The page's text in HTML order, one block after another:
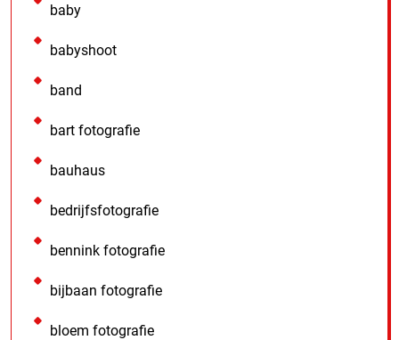
baby
babyshoot
band
bart fotografie
bauhaus
bedrijfsfotografie
bennink fotografie
bijbaan fotografie
bloem fotografie